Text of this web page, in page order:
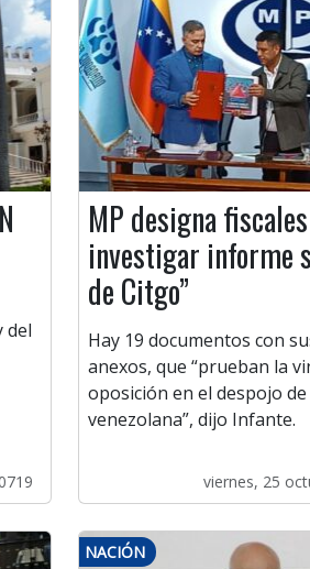
del
MP designa
investigar informe
de Citgo”
Hay 19 documentos con
anexos, que “prueban la
oposición en el despojo
venezolana”, dijo Infante.
viernes, 25
NACIÓN